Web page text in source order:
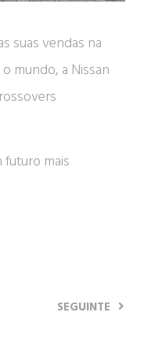
suas vendas na
mundo, a Nissan
futuro mais
SEGUINTE